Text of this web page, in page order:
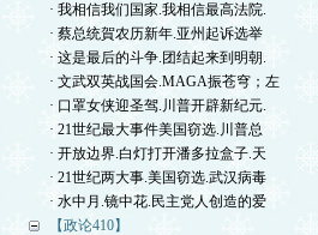
· 我相信我们国家.我相信最高法院.
· 蔡总统賀农历新年.亚州起诉选举
· 这是最后的斗争.团结起来到明朝.
· 文武双英战国会.MAGA振苍穹；左
· 口罩女侠迎圣驾.川普开辟新纪元.
· 21世纪最大事件美国窃选.川普总
· 开放边界.白灯打开潘多拉盒子.天
· 21世纪两大事.美国窃选.武汉病毒
· 水中月.镜中花.民主党人创造的爱
【政论410】